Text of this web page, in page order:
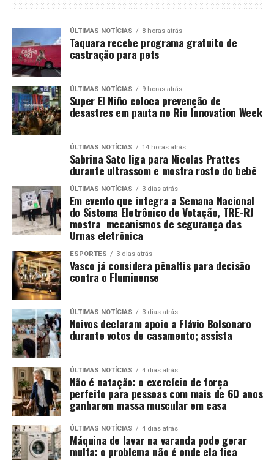
ÚLTIMAS NOTÍCIAS 8 horas atrás
Taquara recebe programa gratuito de
castração para pets
ÚLTIMAS NOTÍCIAS 9 horas atrás
Super El Niño coloca prevenção de
desastres em pauta no Rio Innovation Week
ÚLTIMAS NOTÍCIAS 14 horas atrás
Sabrina Sato liga para Nicolas Prattes
durante ultrassom e mostra rosto do bebê
ÚLTIMAS NOTÍCIAS 3 dias atrás
Em evento que integra a Semana Nacional
do Sistema Eletrônico de Votação, TRE-RJ
mostra mecanismos de segurança das
Urnas eletrônica
ESPORTES 3 dias atrás
Vasco já considera pênaltis para decisão
contra o Fluminense
ÚLTIMAS NOTÍCIAS 3 dias atrás
Noivos declaram apoio a Flávio Bolsonaro
durante votos de casamento; assista
ÚLTIMAS NOTÍCIAS 4 dias atrás
Não é natação: o exercício de força
perfeito para pessoas com mais de 60 anos
ganharem massa muscular em casa
ÚLTIMAS NOTÍCIAS 4 dias atrás
Máquina de lavar na varanda pode gerar
multa: o problema não é onde ela fica